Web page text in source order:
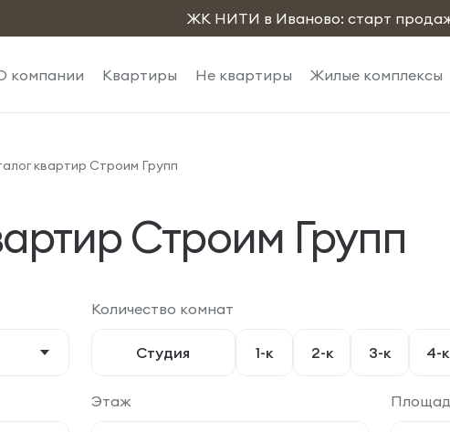
ЖК НИТИ в Иваново: старт
компании Квартиры Не квартиры Жилые комплексы
квартир Строим Групп
Строим Групп
Количество комнат
Студия 1-к 2-к 3-к 4-к
Этаж